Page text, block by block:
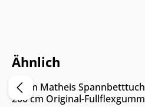
Ähnlich
Nur Online erhältlich
Adam Matheis
200 cm Original-